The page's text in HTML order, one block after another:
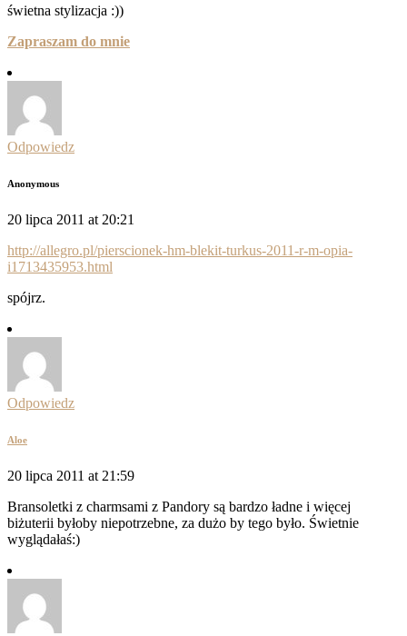
świetna stylizacja :))
Zapraszam do mnie
Odpowiedz
Anonymous
20 lipca 2011 at 20:21
http://allegro.pl/pierscionek-hm-blekit-turkus-2011-r-m-opia-
i1713435953.html
spójrz.
Odpowiedz
Aloe
20 lipca 2011 at 21:59
Bransoletki z charmsami z Pandory są bardzo ładne i więcej
biżuterii byłoby niepotrzebne, za dużo by tego było. Świetnie
wyglądałaś:)